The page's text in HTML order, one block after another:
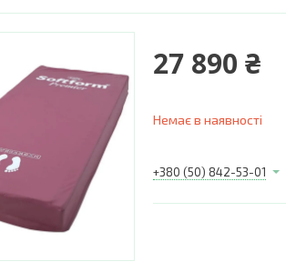
27 890 ₴
Немає в наявності
+380 (50) 842-53-01